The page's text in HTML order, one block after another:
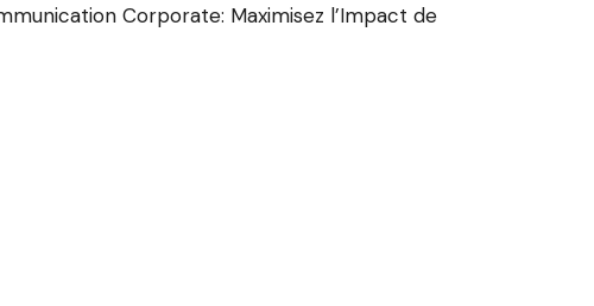
Corporate: Maximisez l’Impact de